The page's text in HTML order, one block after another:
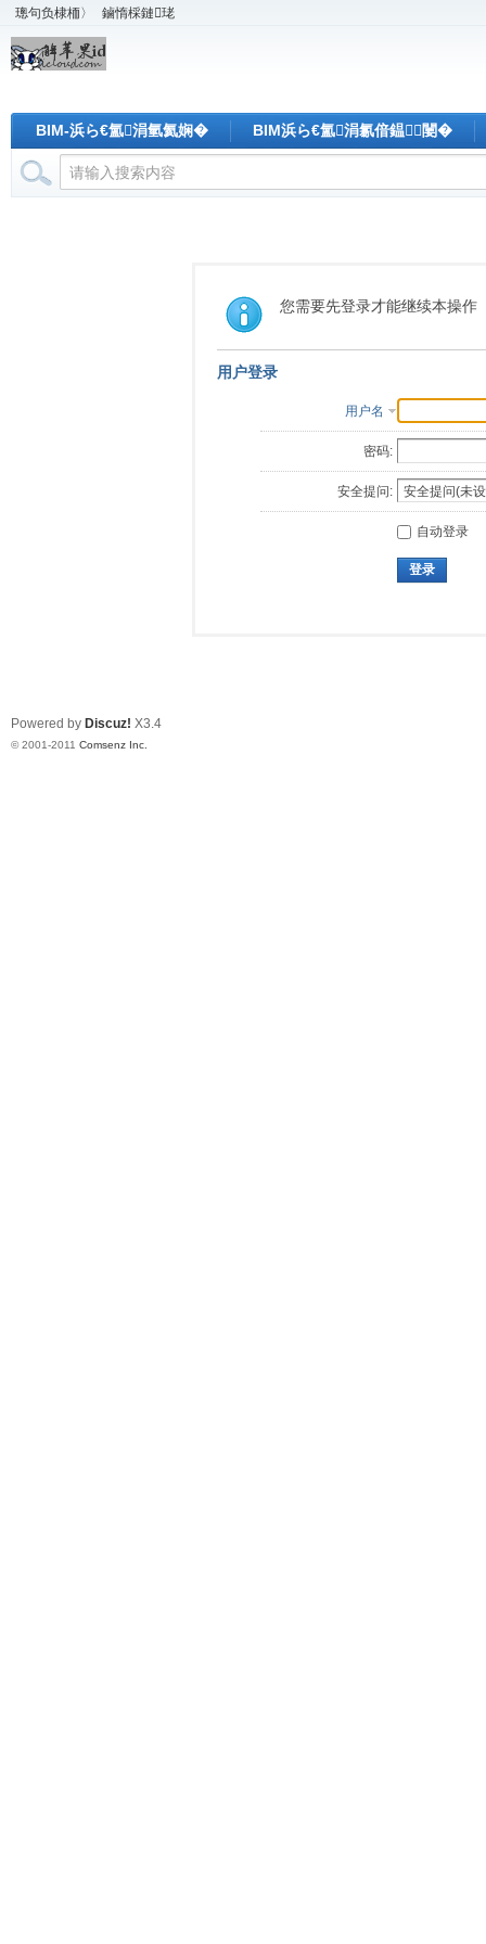
璁句负棣栭〉 鏀惰棌鏈珯
BIM-浜ら€氳涓氫氦娴� BIM浜ら€氳涓氱偣鎾闄�
您需要先登录才能继续本操作
用户登录
用户名
密码:
安全提问:
自动登录
登录
Powered by Discuz! X3.4
© 2001-2011 Comsenz Inc.